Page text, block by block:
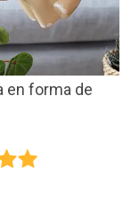
en forma de